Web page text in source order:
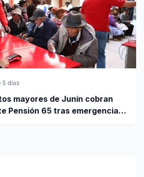
5 días
mayores de Junín cobran
Pensión 65 tras emergencia